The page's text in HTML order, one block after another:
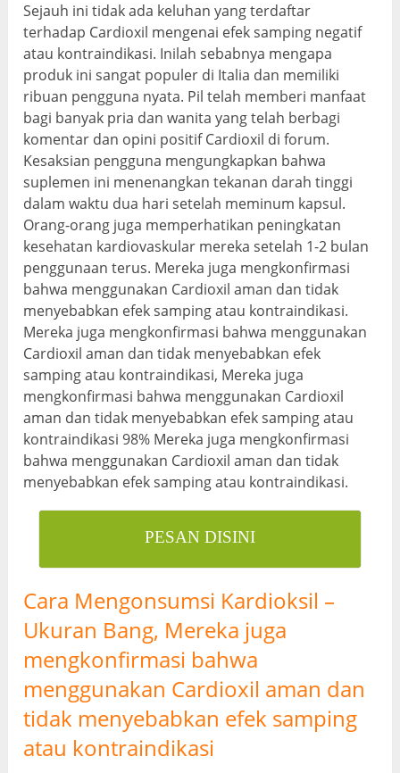
Sejauh ini tidak ada keluhan yang terdaftar
terhadap Cardioxil mengenai efek samping negatif
atau kontraindikasi. Inilah sebabnya mengapa
produk ini sangat populer di Italia dan memiliki
ribuan pengguna nyata. Pil telah memberi manfaat
bagi banyak pria dan wanita yang telah berbagi
komentar dan opini positif Cardioxil di forum.
Kesaksian pengguna mengungkapkan bahwa
suplemen ini menenangkan tekanan darah tinggi
dalam waktu dua hari setelah meminum kapsul.
Orang-orang juga memperhatikan peningkatan
kesehatan kardiovaskular mereka setelah 1-2 bulan
penggunaan terus. Mereka juga mengkonfirmasi
bahwa menggunakan Cardioxil aman dan tidak
menyebabkan efek samping atau kontraindikasi.
Mereka juga mengkonfirmasi bahwa menggunakan
Cardioxil aman dan tidak menyebabkan efek
samping atau kontraindikasi, Mereka juga
mengkonfirmasi bahwa menggunakan Cardioxil
aman dan tidak menyebabkan efek samping atau
kontraindikasi 98% Mereka juga mengkonfirmasi
bahwa menggunakan Cardioxil aman dan tidak
menyebabkan efek samping atau kontraindikasi.
PESAN DISINI
Cara Mengonsumsi Kardioksil –
Ukuran Bang, Mereka juga
mengkonfirmasi bahwa
menggunakan Cardioxil aman dan
tidak menyebabkan efek samping
atau kontraindikasi